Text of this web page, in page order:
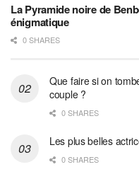
La Pyramide noire de
énigmatique
0 SHARES
Que faire si on
couple ?
0 SHARES
Les plus belles
0 SHARES